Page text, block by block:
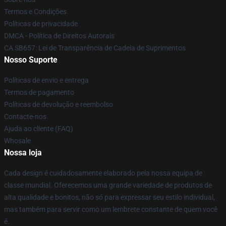
Termos e Condições
Políticas de privacidade
DMCA - Política de Direitos Autorais
CA SB657: Lei de Transparência de Cadeia de Suprimentos
Nosso Suporte
Políticas de envio e entrega
Termos de pagamento
Políticas de devolução e reembolso
Contacte-nos
Ajuda ao cliente (FAQ)
Whosale
Nossa loja
Cada design é cuidadosamente elaborado pela nossa equipa de
classe mundial. Oferecemos uma grande variedade de produtos de
alta qualidade e bonitos, não só para expressar seu estilo individual,
mas também para servir como um lembrete constante de quem você
é.